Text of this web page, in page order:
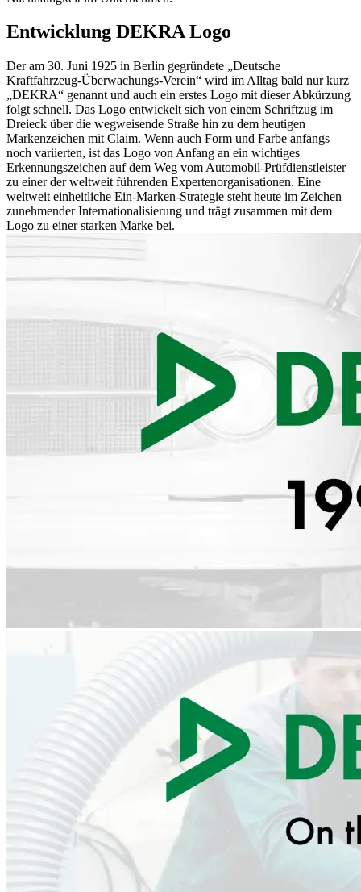
Entwicklung DEKRA Logo
Der am 30. Juni 1925 in Berlin gegründete „Deutsche
Kraftfahrzeug-Überwachungs-Verein“ wird im Alltag bald nur kurz
„DEKRA“ genannt und auch ein erstes Logo mit dieser Abkürzung
folgt schnell. Das Logo entwickelt sich von einem Schriftzug im
Dreieck über die wegweisende Straße hin zu dem heutigen
Markenzeichen mit Claim. Wenn auch Form und Farbe anfangs
noch variierten, ist das Logo von Anfang an ein wichtiges
Erkennungszeichen auf dem Weg vom Automobil-Prüfdienstleister
zu einer der weltweit führenden Expertenorganisationen. Eine
weltweit einheitliche Ein-Marken-Strategie steht heute im Zeichen
zunehmender Internationalisierung und trägt zusammen mit dem
Logo zu einer starken Marke bei.